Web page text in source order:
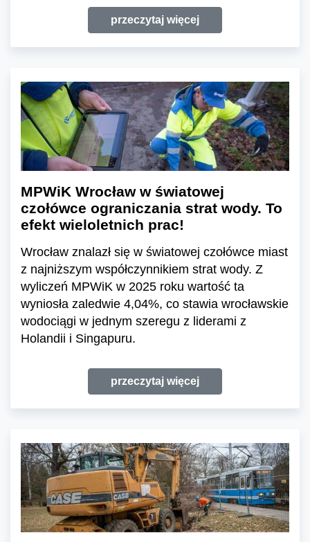
przeczytaj więcej
MPWiK Wrocław w światowej
czołówce ograniczania strat wody. To
efekt wieloletnich prac!
Wrocław znalazł się w światowej czołówce miast
z najniższym współczynnikiem strat wody. Z
wyliczeń MPWiK w 2025 roku wartość ta
wyniosła zaledwie 4,04%, co stawia wrocławskie
wodociągi w jednym szeregu z liderami z
Holandii i Singapuru.
przeczytaj więcej